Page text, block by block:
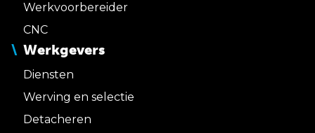
Werkvoorbereider
CNC
Werkgevers
Diensten
Werving en selectie
Detacheren